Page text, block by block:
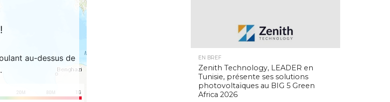
EN BREF
Zenith Technology, LEADER en
Tunisie, présente ses solutions
photovoltaïques au BIG 5 Green
Africa 2026